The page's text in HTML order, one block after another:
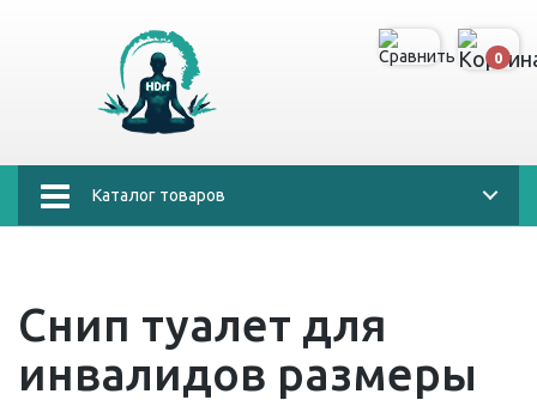
0
Каталог товаров
Снип туалет для
инвалидов размеры